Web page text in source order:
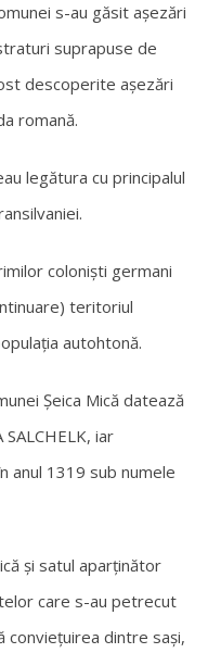
s-au găsit aşezări
suprapuse de
descoperite aşezări
romană.
legătura cu principalul
colonişti germani
teritoriul
autohtonă.
Şeica Mică datează
iar
anul 1319 sub numele
şi satul aparţinător
care s-au petrecut
convieţuirea dintre saşi,